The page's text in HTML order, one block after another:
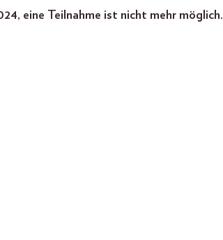
eine Teilnahme ist nicht mehr möglich.